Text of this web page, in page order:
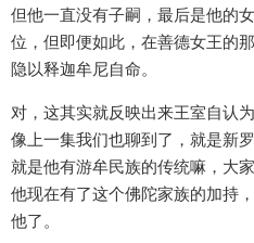
但他一直没有子嗣，最后是他的
位，但即便如此，在善德女王的
隐以释迦牟尼自命。
对，这其实就反映出来王室自认
像上一集我们也聊到了，就是新
就是他有游牟民族的传统嘛，大
他现在有了这个佛陀家族的加持
他了。